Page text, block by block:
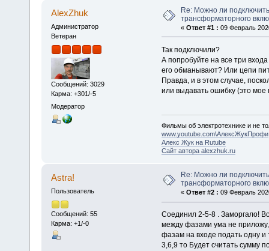
AlexZhuk
Администратор
Ветеран
Сообщений: 3029
Карма: +301/-5
Модератор
Re: Можно ли подключить
трансформаторного
« Ответ #1 : 09 Февраль
Так подключили?
А попробуйте на все три
его обманывают? Или цепи
Правда, и в этом случае,
или выдавать ошибку (это мое
Фильмы об электротехнике и не
www.youtube.com\АлексЖукПрофи
Алекс Жук на Rutube
Сайт автора alexzhuk.ru
Astra!
Пользователь
Сообщений: 55
Карма: +1/-0
Re: Можно ли подключить
трансформаторного
« Ответ #2 : 09 Февраль
Cоединил 2-5-8 . Заморгало!
между фазами ума не приложу,
фазам на входе подать одну
3,6,9 то Будет считать сумму